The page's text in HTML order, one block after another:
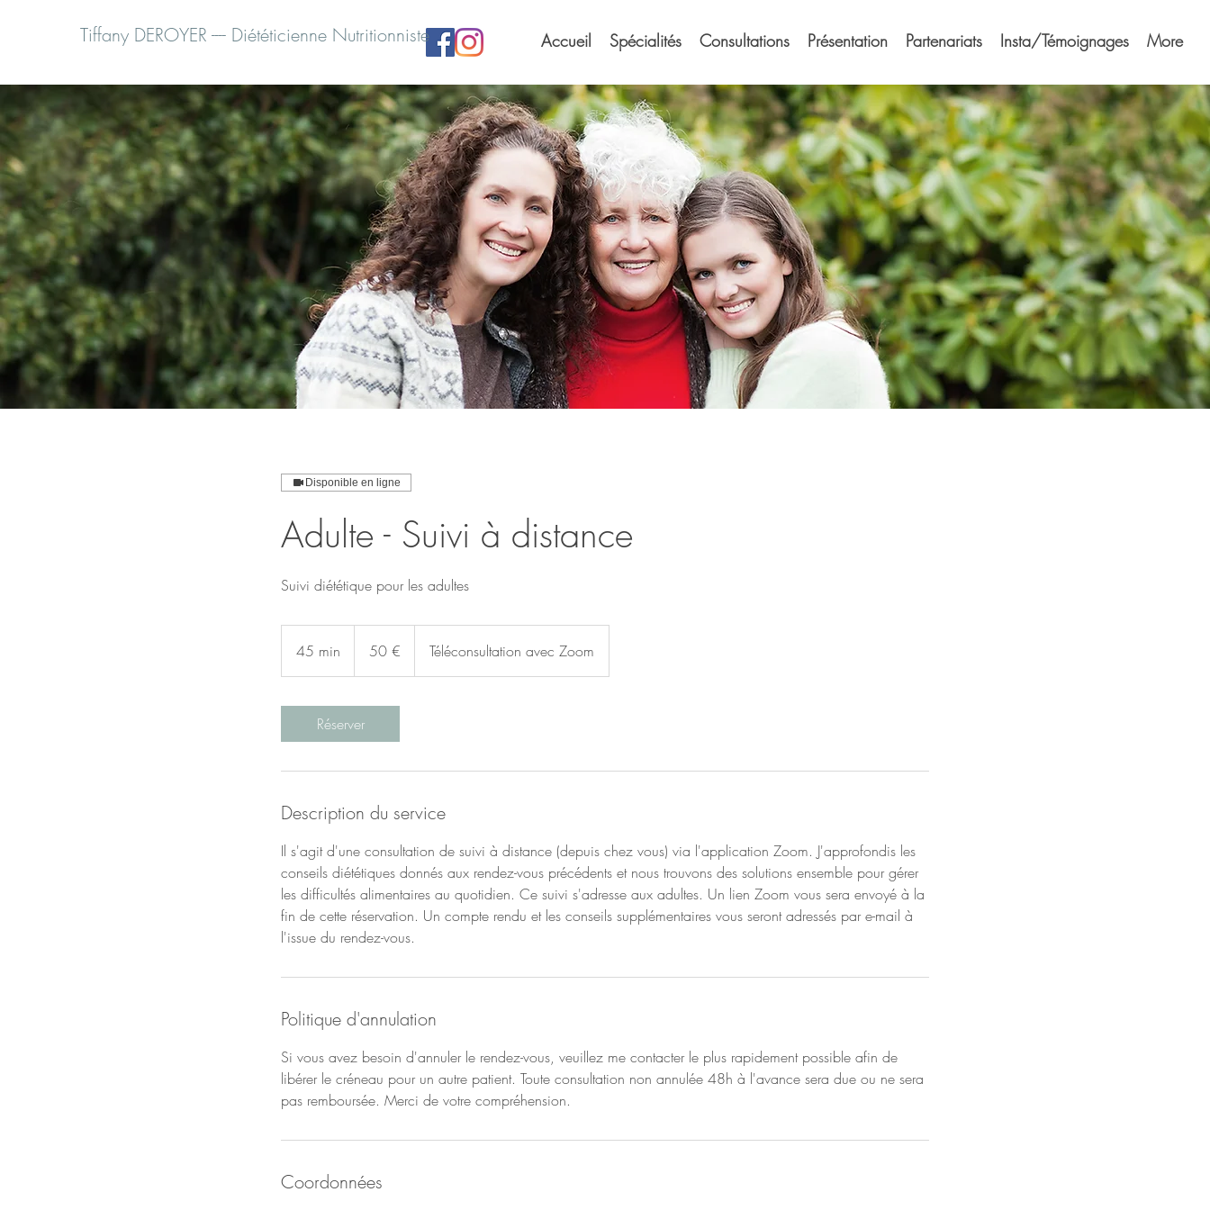
Tiffany DEROYER ---- Diététicienne Nutritionniste Accueil Spécialités Consultations Présentation Partenariats Insta/Témoignages More
Disponible en ligne
Adulte - Suivi à distance
Suivi diététique pour les adultes
45 min
5
n
50 € Téléconsultation avec Zoom
Réserver
Description du service
Il s'agit d'une consultation de suivi à distance (depuis chez vous) via l'application Zoom. J'approfondis les
conseils diététiques donnés aux rendez-vous précédents et nous trouvons des solutions ensemble pour gérer
les difficultés alimentaires au quotidien. Ce suivi s'adresse aux adultes. Un lien Zoom vous sera envoyé à la
fin de cette réservation. Un compte rendu et les conseils supplémentaires vous seront adressés par e-mail à
l'issue du rendez-vous.
Politique d'annulation
Si vous avez besoin d'annuler le rendez-vous, veuillez me contacter le plus rapidement possible afin de
libérer le créneau pour un autre patient. Toute consultation non annulée 48h à l'avance sera due ou ne sera
pas remboursée. Merci de votre compréhension.
Coordonnées